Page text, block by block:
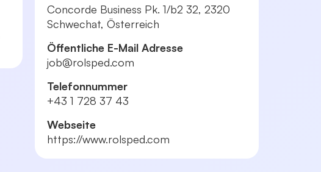
Concorde Business Pk. 1/b2 32, 2320
Schwechat, Österreich
Öffentliche E-Mail Adresse
job@rolsped.com
Telefonnummer
+43 1 728 37 43
Webseite
https://www.rolsped.com